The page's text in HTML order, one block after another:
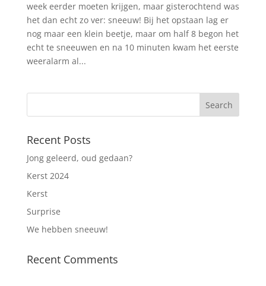
week eerder moeten krijgen, maar gisterochtend was
het dan echt zo ver: sneeuw! Bij het opstaan lag er
nog maar een klein beetje, maar om half 8 begon het
echt te sneeuwen en na 10 minuten kwam het eerste
weeralarm al...
Recent Posts
Jong geleerd, oud gedaan?
Kerst 2024
Kerst
Surprise
We hebben sneeuw!
Recent Comments